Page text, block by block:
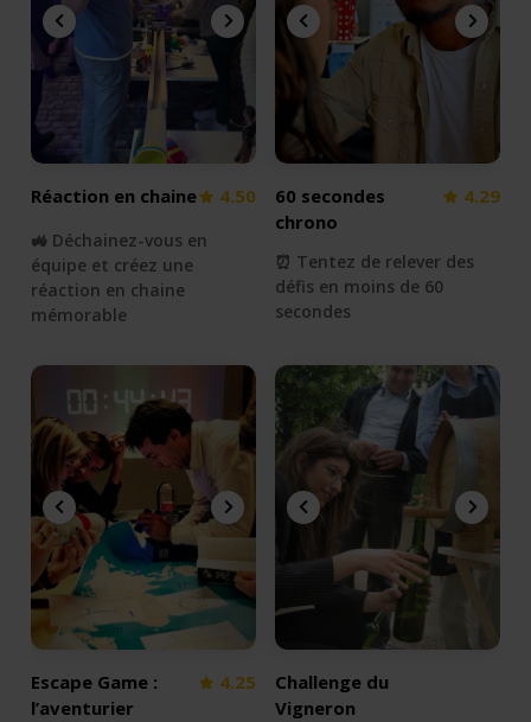
Réaction en chaine 4.50
🚜 Déchainez-vous en
équipe et créez une
réaction en chaine
mémorable
60 secondes
chrono
4.29
⏰ Tentez de relever des
défis en moins de 60
secondes
Escape Game :
l’aventurier
4.25
Challenge du
Vigneron